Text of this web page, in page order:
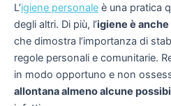
L’igiene personale è una pratica
degli altri. Di più, l’igiene è
che dimostra l’importanza di
regole personali e comunitarie.
in modo opportuno e non
allontana almeno alcune